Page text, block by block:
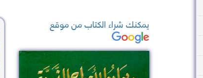
يمكنك شراء الكتاب من موقع